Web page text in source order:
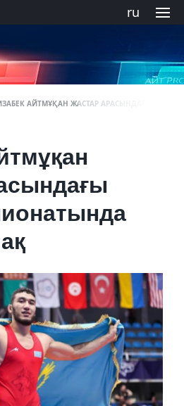
ru
АЙТМҰҚАН ЖАСТАР АРАСЫНДАҒЫ ӘЛЕМ